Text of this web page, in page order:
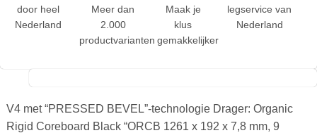
door heel
Nederland
Meer dan
2.000
productvarianten
Maak je
klus
gemakkelijker
legservice van
Nederland
V4 met “PRESSED BEVEL”-technologie Drager: Organic
Rigid Coreboard Black “ORCB 1261 x 192 x 7,8 mm, 9